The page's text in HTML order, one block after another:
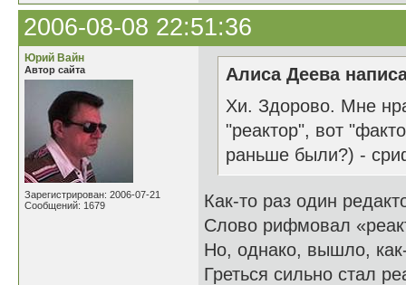
2006-08-08 22:51:36
Юрий Вайн
Автор сайта
Зарегистрирован: 2006-07-21
Сообщений: 1679
Алиса Деева
Хи. Здорово. Мне
"реактор", вот
раньше были?) -
Как-то раз один
Слово рифмовал
Но, однако, вышло,
Греться сильно стал